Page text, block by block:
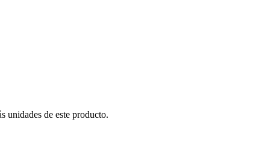
unidades de este producto.